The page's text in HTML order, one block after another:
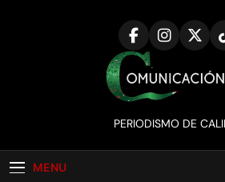
PERIODISMO DE
MENU